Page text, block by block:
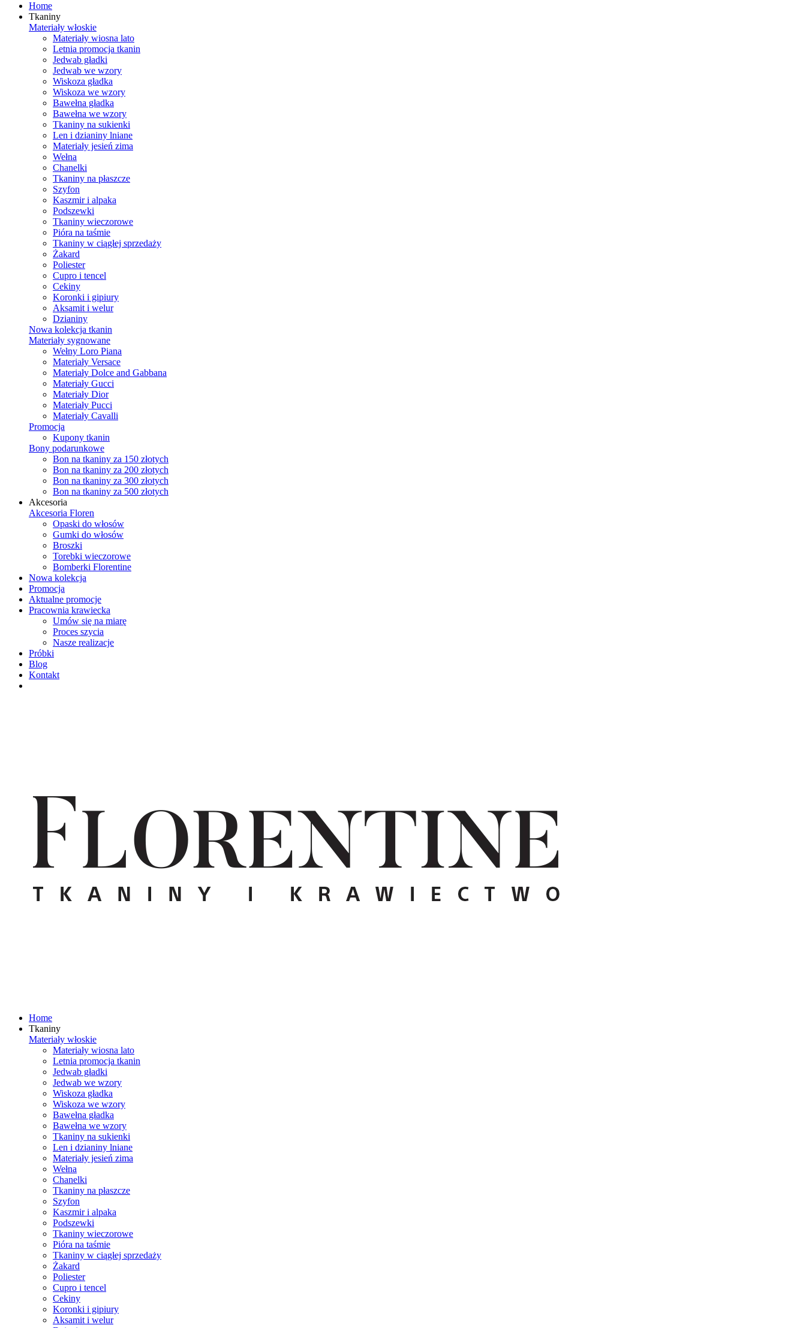
Home
Tkaniny
Materiały włoskie
Materiały wiosna lato
Letnia promocja tkanin
Jedwab gładki
Jedwab we wzory
Wiskoza gładka
Wiskoza we wzory
Bawełna gładka
Bawełna we wzory
Tkaniny na sukienki
Len i dzianiny lniane
Materiały jesień zima
Wełna
Chanelki
Tkaniny na płaszcze
Szyfon
Kaszmir i alpaka
Podszewki
Tkaniny wieczorowe
Pióra na taśmie
Tkaniny w ciągłej sprzedaży
Żakard
Poliester
Cupro i tencel
Cekiny
Koronki i gipiury
Aksamit i welur
Dzianiny
Nowa kolekcja tkanin
Materiały sygnowane
Wełny Loro Piana
Materiały Versace
Materiały Dolce and Gabbana
Materiały Gucci
Materiały Dior
Materiały Pucci
Materiały Cavalli
Promocja
Kupony tkanin
Bony podarunkowe
Bon na tkaniny za 150 złotych
Bon na tkaniny za 200 złotych
Bon na tkaniny za 300 złotych
Bon na tkaniny za 500 złotych
Akcesoria
Akcesoria Floren
Opaski do włosów
Gumki do włosów
Broszki
Torebki wieczorowe
Bomberki Florentine
Nowa kolekcja
Promocja
Aktualne promocje
Pracownia krawiecka
Umów się na miarę
Proces szycia
Nasze realizacje
Próbki
Blog
Kontakt
Home
Tkaniny
Materiały włoskie
Materiały wiosna lato
Letnia promocja tkanin
Jedwab gładki
Jedwab we wzory
Wiskoza gładka
Wiskoza we wzory
Bawełna gładka
Bawełna we wzory
Tkaniny na sukienki
Len i dzianiny lniane
Materiały jesień zima
Wełna
Chanelki
Tkaniny na płaszcze
Szyfon
Kaszmir i alpaka
Podszewki
Tkaniny wieczorowe
Pióra na taśmie
Tkaniny w ciągłej sprzedaży
Żakard
Poliester
Cupro i tencel
Cekiny
Koronki i gipiury
Aksamit i welur